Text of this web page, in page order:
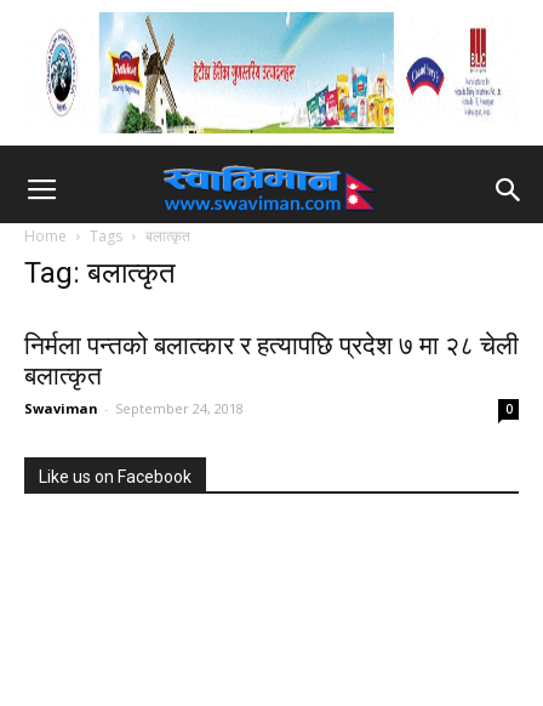
Home Tags बलात्कृत
Tag: बलात्कृत
निर्मला पन्तको बलात्कार र हत्यापछि प्रदेश ७ मा २८ चेली
बलात्कृत
Swaviman - September 24, 2018 0
Like us on Facebook